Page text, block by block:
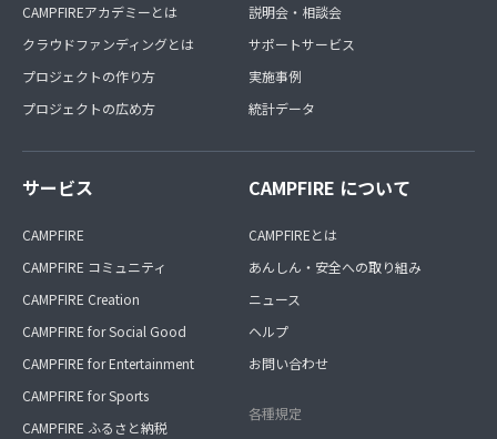
CAMPFIREアカデミーとは
クラウドファンディングとは
プロジェクトの作り方
プロジェクトの広め方
説明会・相談会
サポートサービス
実施事例
統計データ
サービス
CAMPFIRE
CAMPFIRE コミュニティ
CAMPFIRE Creation
CAMPFIRE for Social Good
CAMPFIRE for Entertainment
CAMPFIRE for Sports
CAMPFIRE ふるさと納税
CAMPFIRE について
CAMPFIREとは
あんしん・安全への取り組み
ニュース
ヘルプ
お問い合わせ
各種規定